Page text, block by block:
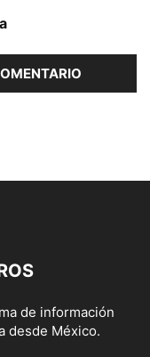
de información
desde México.